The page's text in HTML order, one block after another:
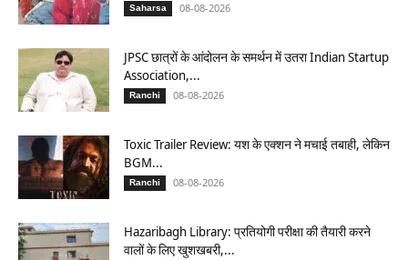
Saharsa 08-08-2026
JPSC छात्रों के आंदोलन के समर्थन में उतरा Indian Startup
Association,...
Ranchi 08-08-2026
Toxic Trailer Review: यश के एक्शन ने मचाई तबाही, लेकिन
BGM...
Ranchi 08-08-2026
Hazaribagh Library: प्रतियोगी परीक्षा की तैयारी करने
वालों के लिए खुशखबरी,...